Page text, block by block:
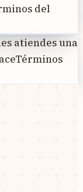
del
atiendes una
Términos